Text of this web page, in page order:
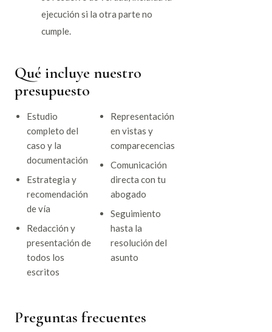
ejecución si la otra parte no
cumple.
Qué incluye nuestro
presupuesto
Estudio
completo del
caso y la
documentación
Estrategia y
recomendación
de vía
Redacción y
presentación de
todos los
escritos
Representación
en vistas y
comparecencias
Comunicación
directa con tu
abogado
Seguimiento
hasta la
resolución del
asunto
Preguntas frecuentes